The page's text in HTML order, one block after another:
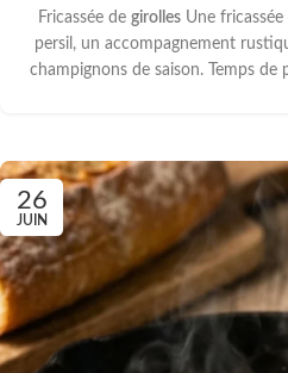
Fricassée de girollesUne fricassée
persil, un accompagnement
champignons de saison. Temps de
26
JUIN